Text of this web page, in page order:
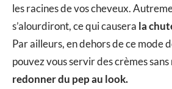
les racines de vos cheveux.
s’alourdiront, ce qui causera la
Par ailleurs, en dehors de ce mode
pouvez vous servir des crèmes
redonner du pep au look.